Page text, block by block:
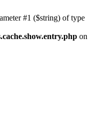
#1 ($string) of type
on